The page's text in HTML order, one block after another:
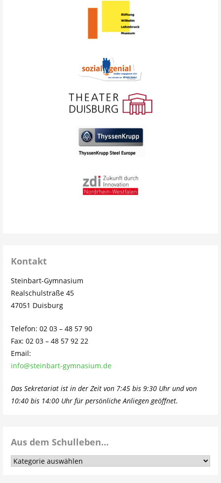
Kontakt
Steinbart-Gymnasium
Realschulstraße 45
47051 Duisburg
Telefon: 02 03 – 48 57 90
Fax: 02 03 – 48 57 92 22
Email:
info@steinbart-gymnasium.de
Das Sekretariat ist in der Zeit von 7:45 bis 9:30 Uhr und von
10:40 bis 14:00 Uhr für persönliche Anliegen geöffnet.
Aus dem Schulleben…
Aus